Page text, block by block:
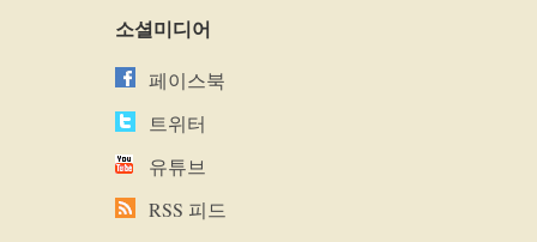
소셜미디어
페이스북
트위터
유튜브
RSS 피드